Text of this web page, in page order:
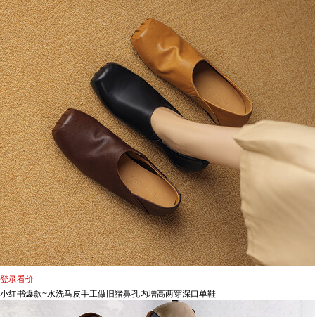
登录看价
小红书爆款~水洗马皮手工做旧猪鼻孔内增高两穿深口单鞋